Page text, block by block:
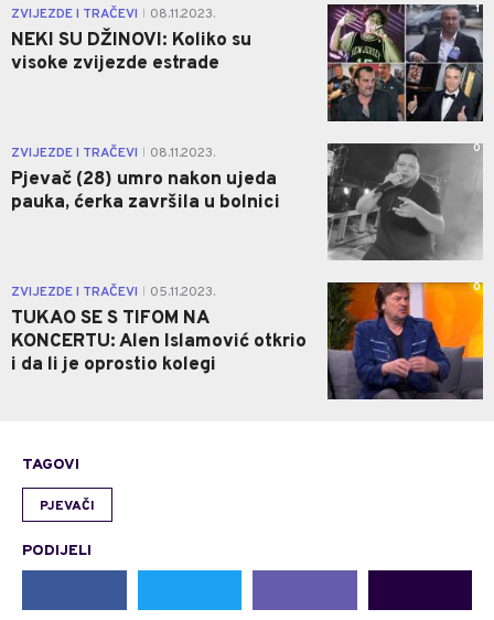
ZVIJEZDE I TRAČEVI 08.11.2023.
NEKI SU DŽINOVI: Koliko su
visoke zvijezde estrade
1
ZVIJEZDE I TRAČEVI 08.11.2023.
Pjevač (28) umro nakon ujeda
pauka, ćerka završila u bolnici
0
ZVIJEZDE I TRAČEVI 05.11.2023.
TUKAO SE S TIFOM NA
KONCERTU: Alen Islamović otkrio
i da li je oprostio kolegi
0
TAGOVI
PJEVAČI
PODIJELI